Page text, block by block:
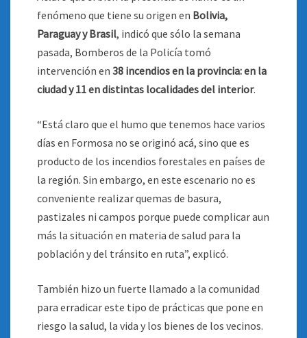
fenómeno que tiene su origen en Bolivia,
Paraguay y Brasil, indicó que sólo la semana
pasada, Bomberos de la Policía tomó
intervención en 38 incendios en la provincia: en la
ciudad y 11 en distintas localidades del interior.
“Está claro que el humo que tenemos hace varios
días en Formosa no se originó acá, sino que es
producto de los incendios forestales en países de
la región. Sin embargo, en este escenario no es
conveniente realizar quemas de basura,
pastizales ni campos porque puede complicar aun
más la situación en materia de salud para la
población y del tránsito en ruta”, explicó.
También hizo un fuerte llamado a la comunidad
para erradicar este tipo de prácticas que pone en
riesgo la salud, la vida y los bienes de los vecinos.